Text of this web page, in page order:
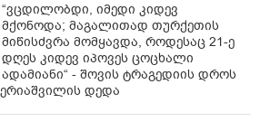
“ვცდილობდი, იმედი კიდევ
მქონოდა; მაგალითად თურქეთის
მიწისძვრა მომყავდა, როდესაც 21-ე
დღეს კიდევ იპოვეს ცოცხალი
ადამიანი“ - შოვის ტრაგედიის დროს
დედა